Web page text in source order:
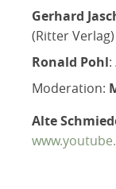
Gerhard
(Ritter Verlag)
Ronald Pohl:
Moderation:
Alte